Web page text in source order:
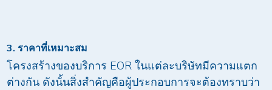
3. ราคาที่เหมาะสม
โครงสร้างของบริการ EOR ในแต่ละบริษัทมีความแตก
ต่างกัน ดังนั้นสิ่งสำคัญคือผู้ประกอบการจะต้องทราบว่า